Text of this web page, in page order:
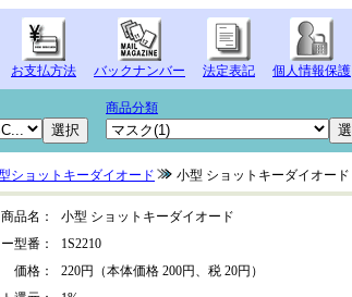
お支払方法 バックナンバー 法定表記 個人情報保護
商品分類
ショットキーダイオード 小型 ショットキーダイオード
商品名：
小型 ショットキーダイオード
型番：
1S2210
価格：
220円（本体価格 200円、税 20円）